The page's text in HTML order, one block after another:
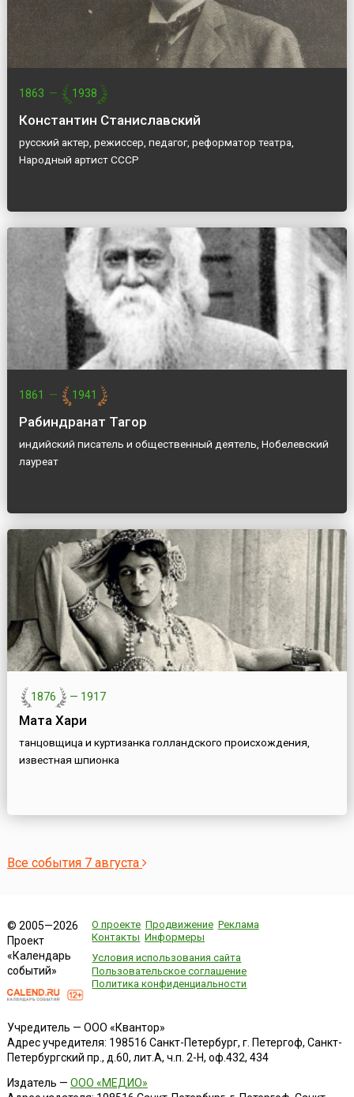
1863 — 1938
Константин Станиславский
русский актер, режиссер, педагог, реформатор театра,
Народный артист СССР
1861 — 1941
Рабиндранат Тагор
индийский писатель и общественный деятель, Нобелевский
лауреат
1876 — 1917
Мата Хари
танцовщица и куртизанка голландского происхождения,
известная шпионка
Все события 7 августа
© 2005—2026
Проект
«Календарь
событий»
О проекте Продвижение Реклама
Контакты Информеры
Условия использования сайта
Пользовательское соглашение
Политика конфиденциальности
Учредитель — ООО «Квантор»
Адрес учредителя: 198516 Санкт-Петербург, г. Петергоф, Санкт-
Петербургский пр., д.60, лит.А, ч.п. 2-Н, оф.432, 434
Издатель — ООО «МЕДИО»